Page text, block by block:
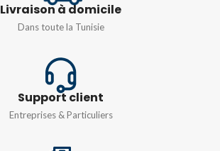
POIDS
PROTECTION
IP55
Livraison à domicile
Dans toute la Tunisie
Support client
Entreprises & Particuliers